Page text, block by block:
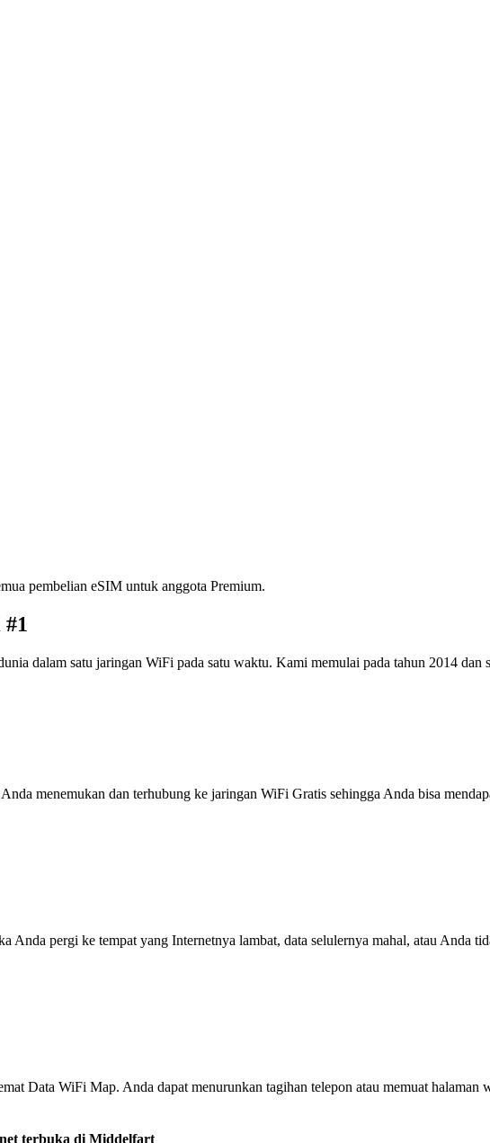
pembelian eSIM untuk anggota Premium.
dalam satu jaringan WiFi pada satu waktu. Kami memulai pada tahun 2014 dan
menemukan dan terhubung ke jaringan WiFi Gratis sehingga Anda bisa
Anda pergi ke tempat yang Internetnya lambat, data selulernya mahal, atau Anda
Data WiFi Map. Anda dapat menurunkan tagihan telepon atau memuat
terbuka di Middelfart